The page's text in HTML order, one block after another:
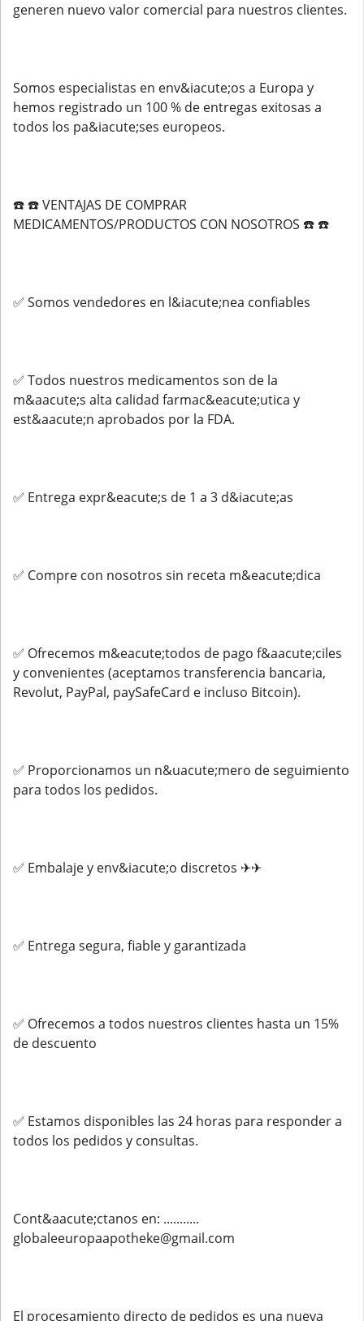
generen nuevo valor comercial para nuestros clientes.
Somos especialistas en env&iacute;os a Europa y
hemos registrado un 100 % de entregas exitosas a
todos los pa&iacute;ses europeos.
☎️ ☎️ VENTAJAS DE COMPRAR
MEDICAMENTOS/PRODUCTOS CON NOSOTROS ☎️ ☎️
✅ Somos vendedores en l&iacute;nea confiables
✅ Todos nuestros medicamentos son de la
m&aacute;s alta calidad farmac&eacute;utica y
est&aacute;n aprobados por la FDA.
✅ Entrega expr&eacute;s de 1 a 3 d&iacute;as
✅ Compre con nosotros sin receta m&eacute;dica
✅ Ofrecemos m&eacute;todos de pago f&aacute;ciles
y convenientes (aceptamos transferencia bancaria,
Revolut, PayPal, paySafeCard e incluso Bitcoin).
✅ Proporcionamos un n&uacute;mero de seguimiento
para todos los pedidos.
✅ Embalaje y env&iacute;o discretos ✈✈
✅ Entrega segura, fiable y garantizada
✅ Ofrecemos a todos nuestros clientes hasta un 15%
de descuento
✅ Estamos disponibles las 24 horas para responder a
todos los pedidos y consultas.
Cont&aacute;ctanos en: ...........
globaleeuropaapotheke@gmail.com
El procesamiento directo de pedidos es una nueva